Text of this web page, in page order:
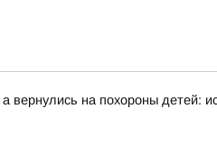
вернулись на похороны детей: